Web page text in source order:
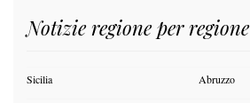
Notizie regione per regione
Sicilia Abruzzo